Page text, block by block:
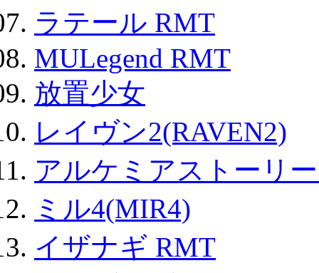
ラテール RMT
MULegend RMT
放置少女
レイヴン2(RAVEN2)
アルケミアストーリ
ミル4(MIR4)
イザナギ RMT